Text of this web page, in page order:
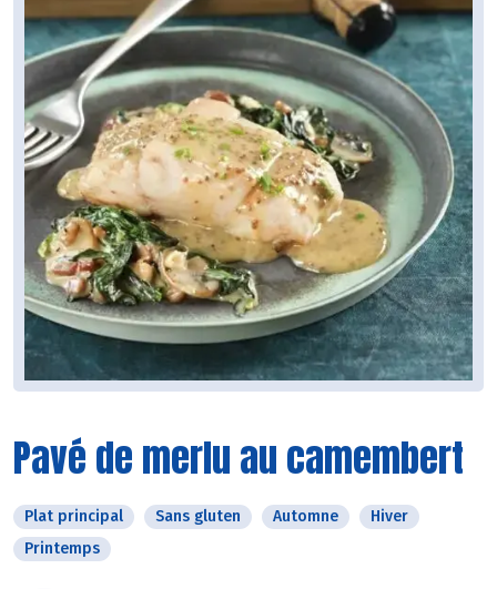
Pavé de merlu au camembert
Plat principal Sans gluten Automne
Hiver
Printemps